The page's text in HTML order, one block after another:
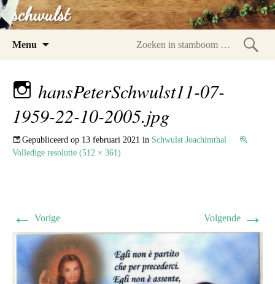
schwulst
Menu
hansPeterSchwulst11-07-
1959-22-10-2005.jpg
Gepubliceerd op 13 februari 2021 in Schwulst Joachimthal
Volledige resolutie (512 × 361)
← Vorige Volgende →